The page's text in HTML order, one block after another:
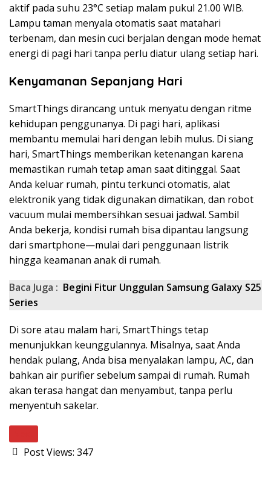
aktif pada suhu 23°C setiap malam pukul 21.00 WIB.
Lampu taman menyala otomatis saat matahari
terbenam, dan mesin cuci berjalan dengan mode hemat
energi di pagi hari tanpa perlu diatur ulang setiap hari.
Kenyamanan Sepanjang Hari
SmartThings dirancang untuk menyatu dengan ritme
kehidupan penggunanya. Di pagi hari, aplikasi
membantu memulai hari dengan lebih mulus. Di siang
hari, SmartThings memberikan ketenangan karena
memastikan rumah tetap aman saat ditinggal. Saat
Anda keluar rumah, pintu terkunci otomatis, alat
elektronik yang tidak digunakan dimatikan, dan robot
vacuum mulai membersihkan sesuai jadwal. Sambil
Anda bekerja, kondisi rumah bisa dipantau langsung
dari smartphone—mulai dari penggunaan listrik
hingga keamanan anak di rumah.
Baca Juga : Begini Fitur Unggulan Samsung Galaxy S25
Series
Di sore atau malam hari, SmartThings tetap
menunjukkan keunggulannya. Misalnya, saat Anda
hendak pulang, Anda bisa menyalakan lampu, AC, dan
bahkan air purifier sebelum sampai di rumah. Rumah
akan terasa hangat dan menyambut, tanpa perlu
menyentuh sakelar.
Post Views: 347